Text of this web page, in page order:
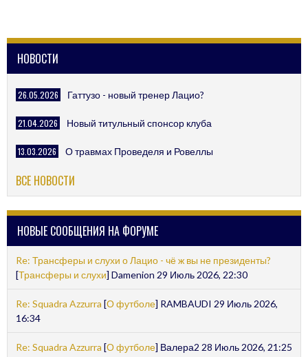
НОВОСТИ
26.05.2026 Гаттузо - новый тренер Лацио?
21.04.2026 Новый титульный спонсор клуба
13.03.2026 О травмах Проведеля и Ровеллы
ВСЕ НОВОСТИ
НОВЫЕ СООБЩЕНИЯ НА ФОРУМЕ
Re: Трансферы и слухи о Лацио - чё ж вы не президенты?
[Трансферы и слухи] Damenion 29 Июль 2026, 22:30
Re: Squadra Azzurra [О футболе] RAMBAUDI 29 Июль 2026,
16:34
Re: Squadra Azzurra [О футболе] Валера2 28 Июль 2026, 21:25